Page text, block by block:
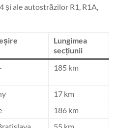
ale autostrăzilor R1, R1A,
Lungimea
secțiunii
185 km
17 km
186 km